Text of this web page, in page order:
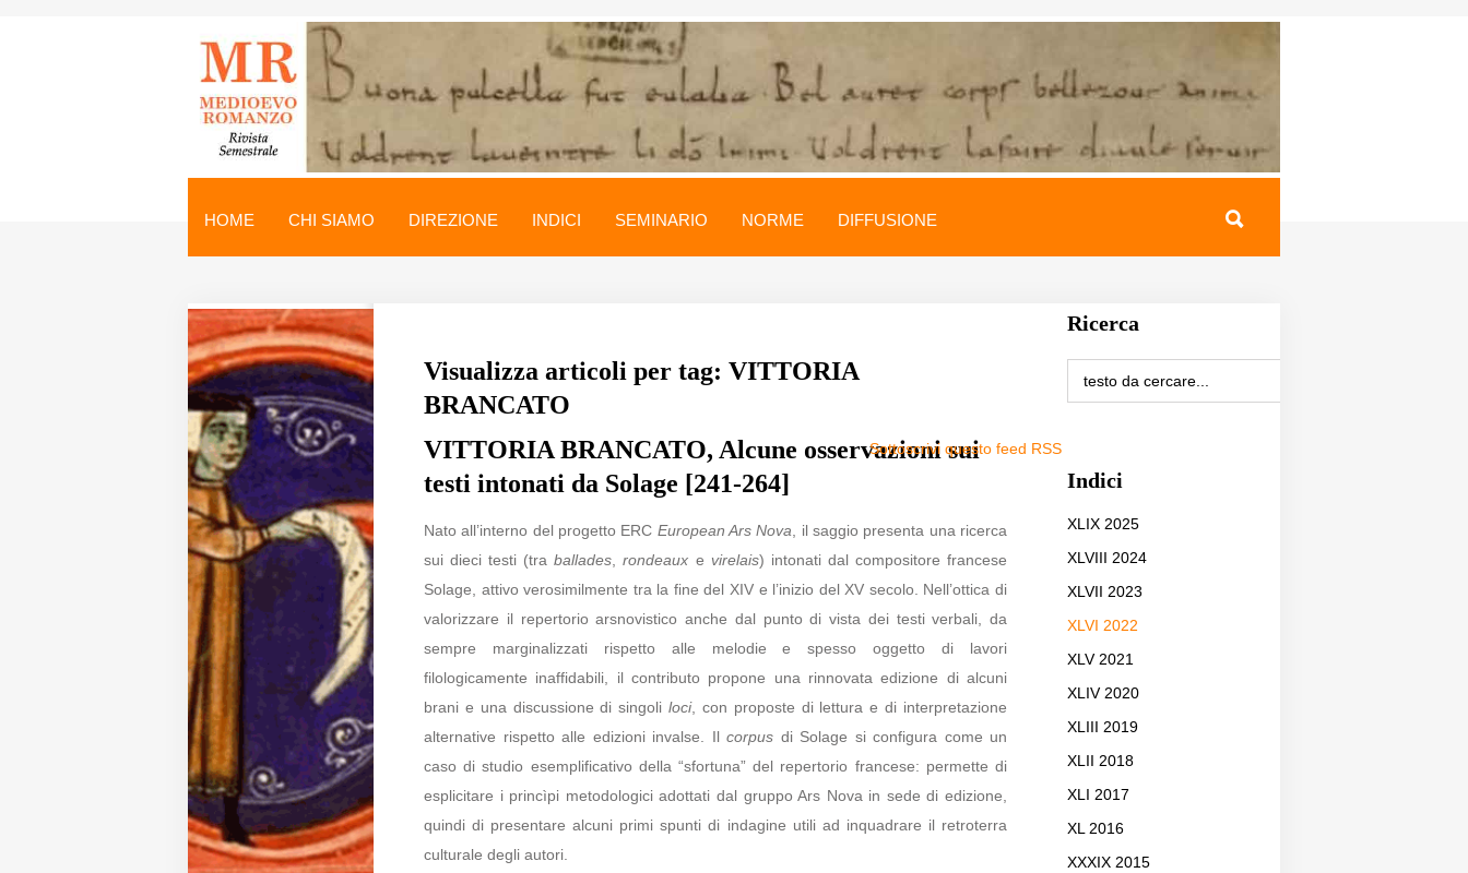
Medioevo Romanzo
direzione@medioevoromanzo.it
HOME CHI SIAMO DIREZIONE INDICI SEMINARIO NORME DIFFUSIONE
Visualizza articoli per tag: VITTORIA
BRANCATO
Sottoscrivi questo feed RSS
VITTORIA BRANCATO, Alcune osservazioni sui
testi intonati da Solage [241-264]
Nato all’interno del progetto ERC European Ars Nova, il saggio presenta una ricerca
sui dieci testi (traballades,rondeaux e virelais) intonati dal compositore francese
Solage, attivo verosimilmente tra la fine del XIV e l’inizio del XV secolo. Nell’ottica di
valorizzare il repertorio arsnovistico anche dal punto di vista dei testi verbali, da
sempre marginalizzati rispetto alle melodie e spesso oggetto di lavori
filologicamente inaffidabili, il contributo propone una rinnovata edizione di alcuni
brani e una discussione di singoliloci, con proposte di lettura e di interpretazione
alternative rispetto alle edizioni invalse. Il corpus di Solage si configura come un
caso di studio esemplificativo della “sfortuna” del repertorio francese: permette di
esplicitare i princìpi metodologici adottati dal gruppo Ars Nova in sede di edizione,
quindi di presentare alcuni primi spunti di indagine utili ad inquadrare il retroterra
culturale degli autori.
Ricerca
Indici
XLIX 2025
XLVIII 2024
XLVII 2023
XLVI 2022
XLV 2021
XLIV 2020
XLIII 2019
XLII 2018
XLI 2017
XL 2016
XXXIX 2015